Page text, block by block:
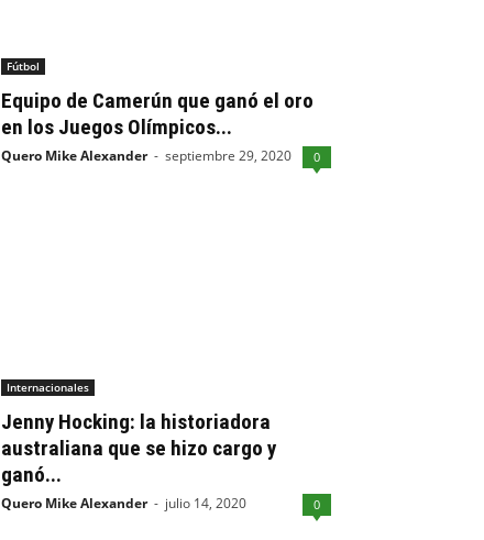
Fútbol
Equipo de Camerún que ganó el oro
en los Juegos Olímpicos...
Quero Mike Alexander - septiembre 29, 2020 0
Internacionales
Jenny Hocking: la historiadora
australiana que se hizo cargo y
ganó...
Quero Mike Alexander - julio 14, 2020 0